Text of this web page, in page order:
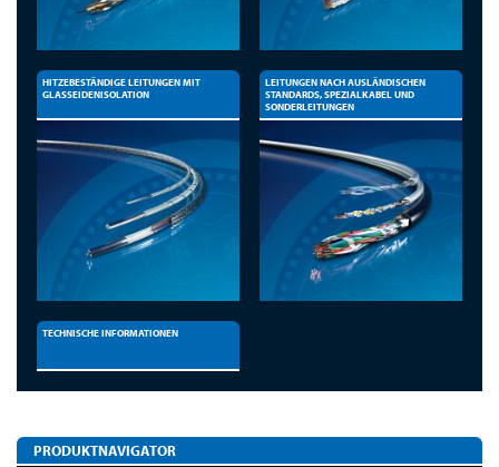
HITZEBESTÄNDIGE LEITUNGEN MIT
GLASSEIDENISOLATION
LEITUNGEN NACH AUSLÄNDISCHEN
STANDARDS, SPEZIALKABEL UND
SONDERLEITUNGEN
TECHNISCHE INFORMATIONEN
PRODUKTNAVIGATOR